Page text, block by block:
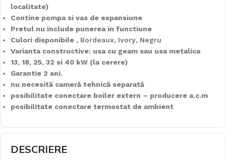
localitate)
Contine pompa si vas de expansiune
Pretul nu include punerea in functiune
Culori disponibile , Bordeaux, Ivory, Negru
Varianta constructive: usa cu geam sau usa metalica
13, 18, 25, 32 si 40 kW (la cerere)
Garantie 2 ani.
nu necesită cameră tehnică separată
posibilitate conectare boiler extern – producere a.c.m
posibilitate conectare termostat de ambient
DESCRIERE